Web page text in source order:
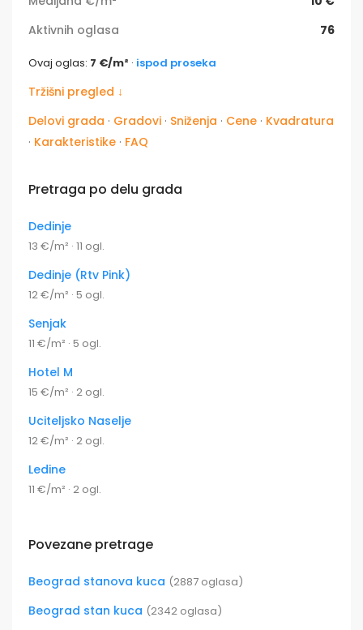
Aktivnih oglasa
76
Ovaj oglas: 7 €/m² · ispod proseka
Tržišni pregled ↓
Delovi grada · Gradovi · Sniženja · Cene · Kvadratura
· Karakteristike · FAQ
Pretraga po delu grada
Dedinje
13 €/m² · 11 ogl.
Dedinje (Rtv Pink)
12 €/m² · 5 ogl.
Senjak
11 €/m² · 5 ogl.
Hotel M
15 €/m² · 2 ogl.
Uciteljsko Naselje
12 €/m² · 2 ogl.
Ledine
11 €/m² · 2 ogl.
Povezane pretrage
Beograd stanova kuca (2887 oglasa)
Beograd stan kuca (2342 oglasa)